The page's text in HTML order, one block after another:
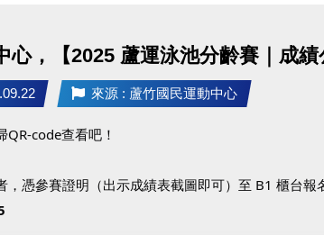
心，【2025 蘆運泳池分齡賽｜成績
來源 : 蘆竹國民運動中心
code查看吧！
，憑參賽證明（出示成績表截圖即可）至 B1 櫃台報